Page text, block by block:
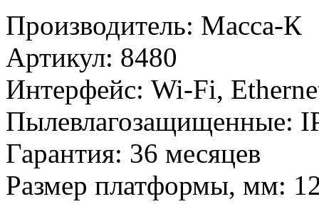
Производитель: Масса-К
Артикул: 8480
Интерфейс: Wi-Fi,
Пылевлагозащищенные:
Гарантия: 36 месяцев
Размер платформы, мм: